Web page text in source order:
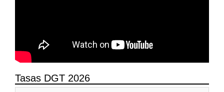
Tasas DGT 2026